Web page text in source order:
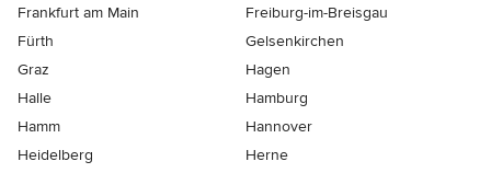
Frankfurt am Main
Freiburg-im-Breisgau
Fürth
Gelsenkirchen
Graz
Hagen
Halle
Hamburg
Hamm
Hannover
Heidelberg
Herne